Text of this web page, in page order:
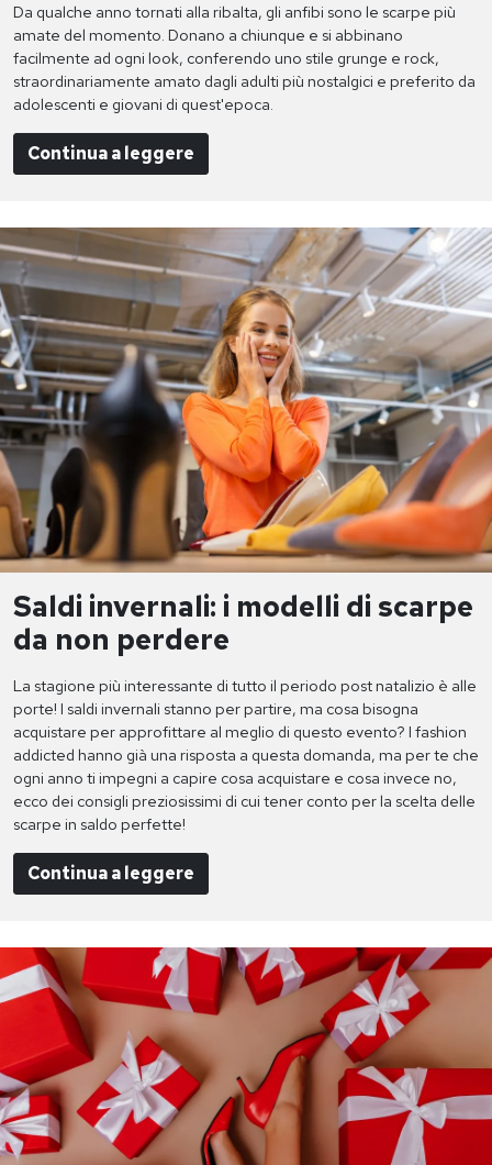
Da qualche anno tornati alla ribalta, gli anfibi sono le scarpe più
amate del momento. Donano a chiunque e si abbinano
facilmente ad ogni look, conferendo uno stile grunge e rock,
straordinariamente amato dagli adulti più nostalgici e preferito da
adolescenti e giovani di quest'epoca.
Continua a leggere
Saldi invernali: i modelli di scarpe
da non perdere
La stagione più interessante di tutto il periodo post natalizio è alle
porte! I saldi invernali stanno per partire, ma cosa bisogna
acquistare per approfittare al meglio di questo evento? I fashion
addicted hanno già una risposta a questa domanda, ma per te che
ogni anno ti impegni a capire cosa acquistare e cosa invece no,
ecco dei consigli preziosissimi di cui tener conto per la scelta delle
scarpe in saldo perfette!
Continua a leggere